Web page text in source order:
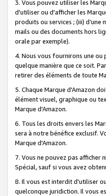
3. Vous pouvez utiliser les
d'utiliser ou d'afficher les
produits ou services ; (iii)
mails ou des documents hors
orale par exemple).
4. Nous vous fournirons une
quelque manière que ce soit.
retirer des éléments de toute
5. Chaque Marque d'Amazon
élément visuel, graphique ou
Marque d'Amazon.
6. Tous les droits envers les
sera à notre bénéfice exclusif.
Marque d'Amazon.
7. Vous ne pouvez pas afficher
Spécial, sauf si vous avez
8. Il vous est interdit d'utiliser
quelconque juridiction. Il vous